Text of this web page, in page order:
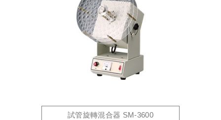
試管旋轉混合器 SM-3600